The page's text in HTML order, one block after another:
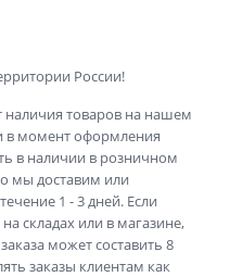
России!
наличия товаров на нашем
в момент оформления
в наличии в розничном
мы доставим или
1 - 3 дней. Если
складах или в магазине,
может составить 8
заказы клиентам как